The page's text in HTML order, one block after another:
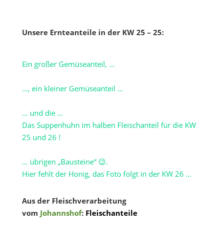
Unsere Ernteanteile in der KW 25 – 25:
Ein großer Gemüseanteil, …
…, ein kleiner Gemüseanteil …
… und die …
Das Suppenhuhn im halben Fleischanteil für die KW
25 und 26 !
… übrigen „Bausteine“ 😉.
Hier fehlt der Honig, das Foto folgt in der KW 26 …
Aus der Fleischverarbeitung
vom Johannshof:Fleischanteile